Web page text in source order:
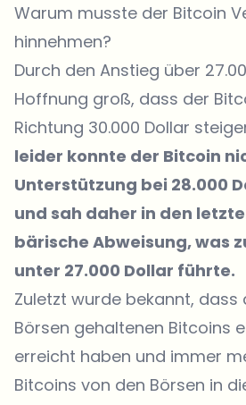
Warum musste der Bitcoin
hinnehmen?
Durch den Anstieg über
Hoffnung groß, dass der
Richtung 30.000 Dollar
leider konnte der Bitcoin
Unterstützung bei 28.000
und sah daher in den
bärische Abweisung, was
unter 27.000 Dollar führte.
Zuletzt wurde bekannt, dass
Börsen gehaltenen Bitcoins
erreicht haben und immer
Bitcoins von den Börsen in